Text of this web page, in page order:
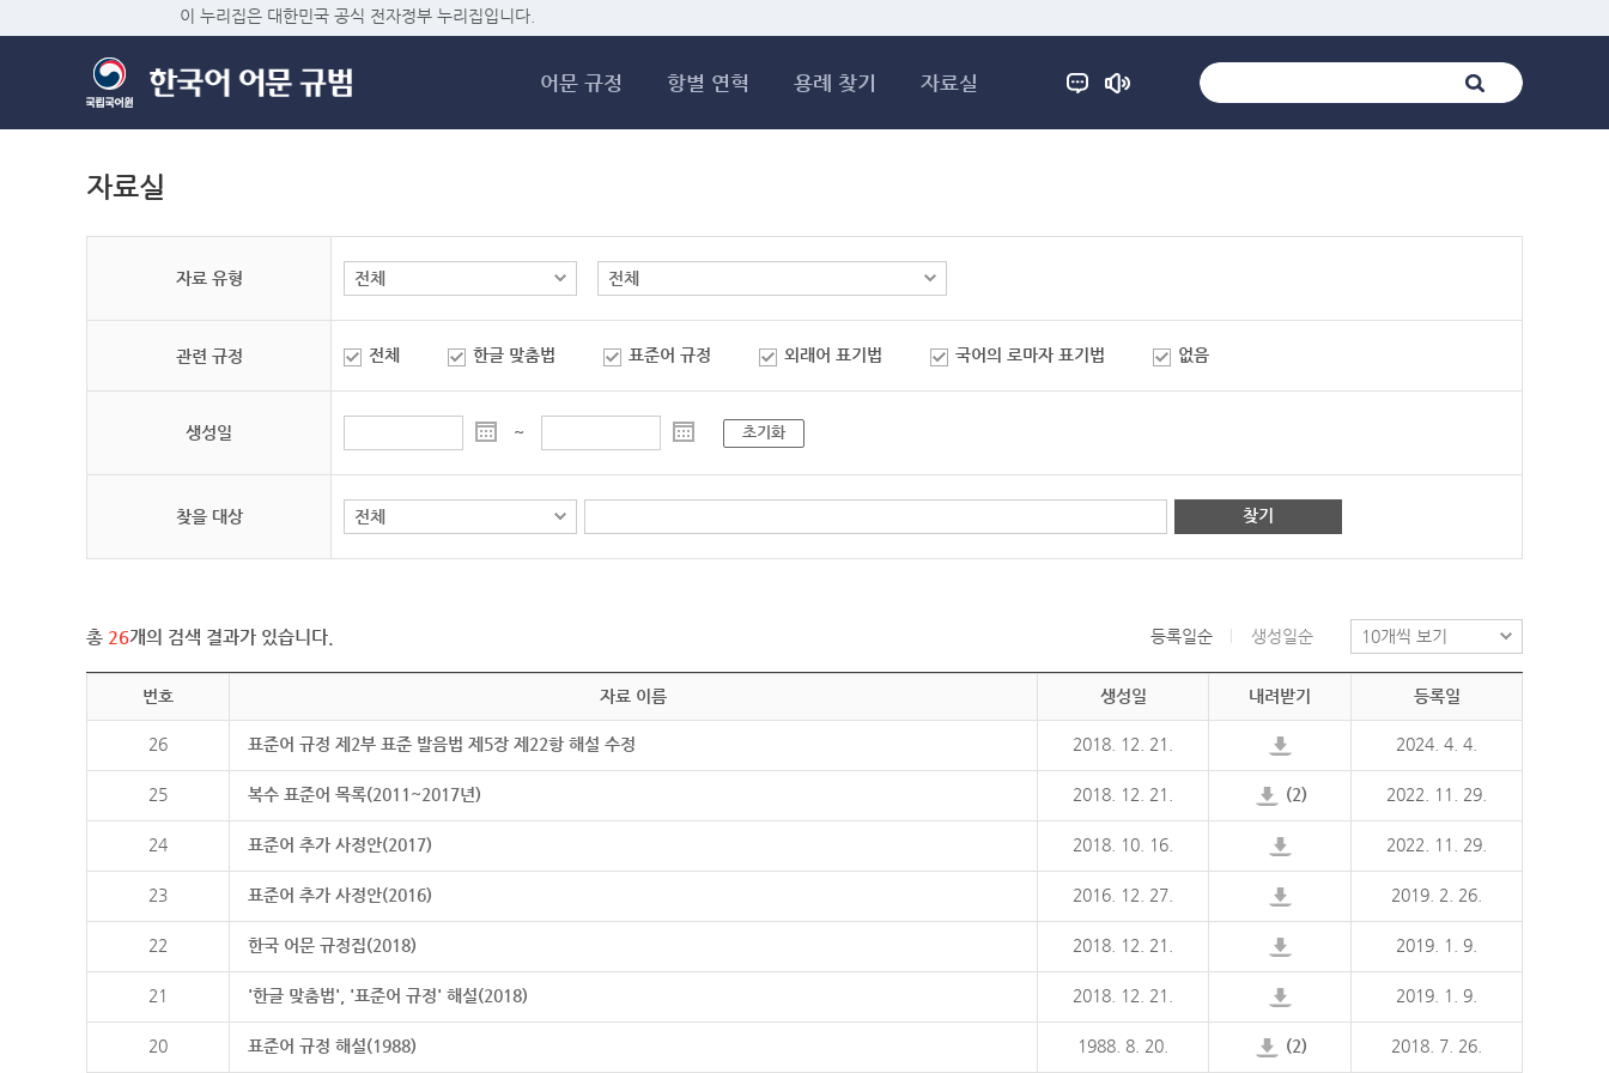
이 누리집은 대한민국 공식 전자정부 누리집입니다.
어문 규정 항별 연혁 용례 찾기 자료실
자료실
자료 유형
관련 규정 전체 한글 맞춤법 표준어 규정 외래어 표기법 국어의 로마자 표기법 없음
생성일 ~ 초기화
찾을 대상 찾기
총 26개의 검색 결과가 있습니다. 등록일순 생성일순
번호 자료 이름 생성일 내려받기 등록일
26 표준어 규정 제2부 표준 발음법 제5장 제22항 해설 수정 2018. 12. 21. 2024. 4. 4.
25 복수 표준어 목록(2011~2017년) 2018. 12. 21. (2) 2022. 11. 29.
24 표준어 추가 사정안(2017) 2018. 10. 16. 2022. 11. 29.
23 표준어 추가 사정안(2016) 2016. 12. 27. 2019. 2. 26.
22 한국 어문 규정집(2018) 2018. 12. 21. 2019. 1. 9.
21 '한글 맞춤법', '표준어 규정' 해설(2018) 2018. 12. 21. 2019. 1. 9.
20 표준어 규정 해설(1988) 1988. 8. 20. (2) 2018. 7. 26.